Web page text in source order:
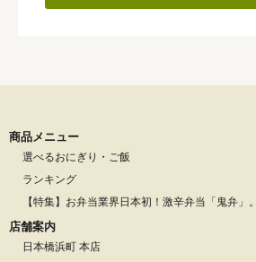
商品メニュー
選べるおにぎり・ご飯
ランキング
【特集】お弁当業界日本初！激辛弁当「鬼弁」
店舗案内
日本橋浜町 本店